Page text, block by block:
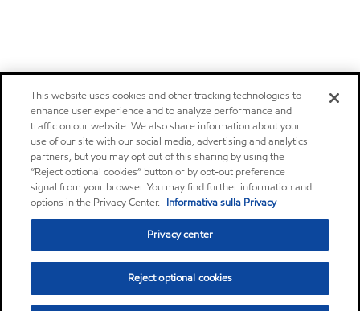
This website uses cookies and other tracking technologies to
enhance user experience and to analyze performance and
traffic on our website. We also share information about your
use of our site with our social media, advertising and analytics
partners, but you may opt out of this sharing by using the
“Reject optional cookies” button or by opt-out preference
signal from your browser. You may find further information and
options in the Privacy Center. Informativa sulla Privacy
Privacy center
Reject optional cookies